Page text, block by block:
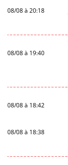
08/08 à 20:18
08/08 à 19:40
08/08 à 18:42
08/08 à 18:38